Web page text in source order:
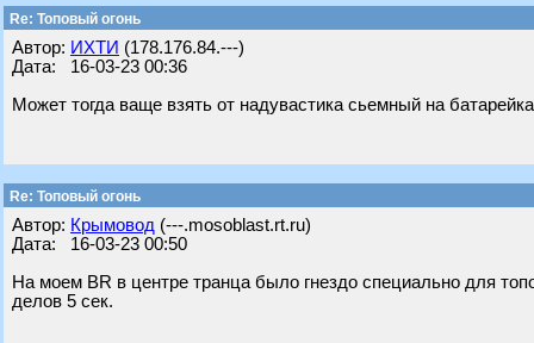
Re: Топовый огонь
Автор: ИХТИ (178.176.84.---)
Дата: 16-03-23 00:36
Может тогда ваще взять от надувастика сьемный на
Re: Топовый огонь
Автор: Крымовод (---.mosoblast.rt.ru)
Дата: 16-03-23 00:50
На моем BR в центре транца было гнездо специально для
делов 5 сек.